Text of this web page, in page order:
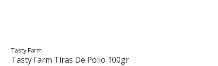
Tasty Farm
Tasty Farm Tiras De Pollo 100gr